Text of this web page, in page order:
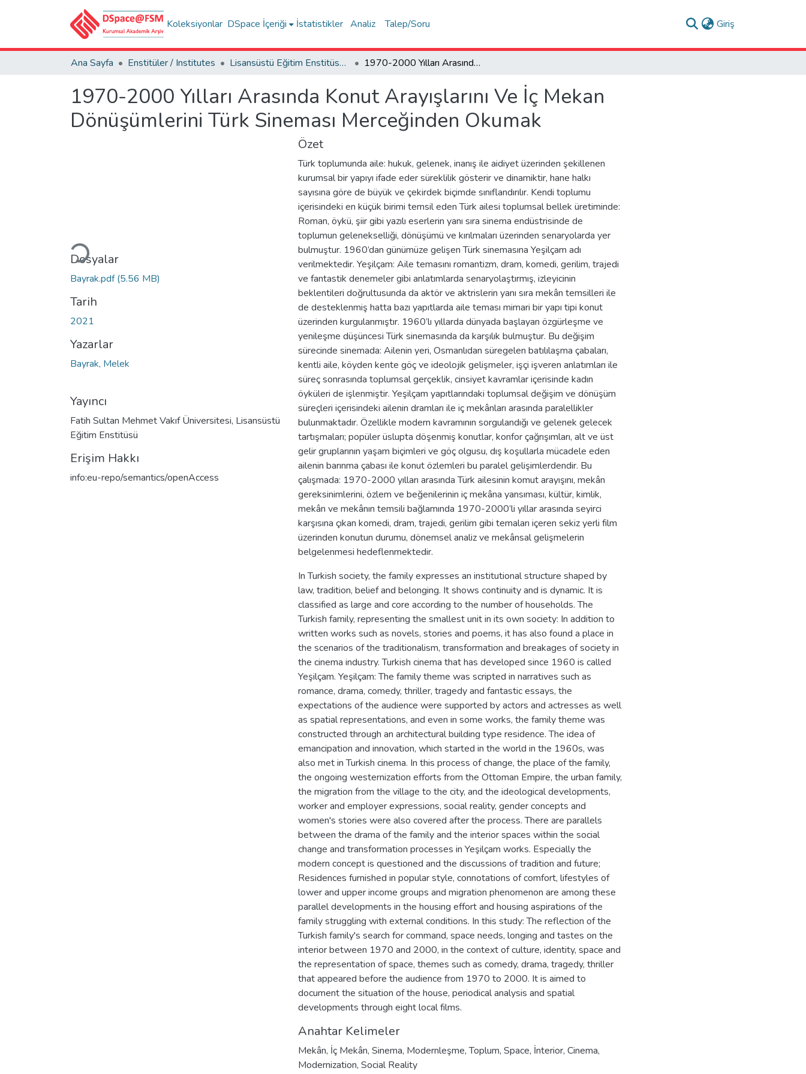
Koleksiyonlar DSpace İçeriği İstatistikler Analiz Talep/Soru Giriş
Ana Sayfa Enstitüler / Institutes Lisansüstü Eğitim Enstitüsü Tez Koleksiyonu 1970-2000 Yılları Arasında Konut Arayışlarını Ve İç Mekan Dönüşümlerini Türk Sineması Merceğinden Okumak
1970-2000 Yılları Arasında Konut Arayışlarını Ve İç Mekan
Dönüşümlerini Türk Sineması Merceğinden Okumak
Yükleniyor...
Dosyalar
Bayrak.pdf(5.56 MB)
Tarih
2021
Yazarlar
Bayrak, Melek
Yayıncı
Fatih Sultan Mehmet Vakıf Üniversitesi, Lisansüstü
Eğitim Enstitüsü
Erişim Hakkı
info:eu-repo/semantics/openAccess
Özet
Türk toplumunda aile: hukuk, gelenek, inanış ile aidiyet üzerinden şekillenen
kurumsal bir yapıyı ifade eder süreklilik gösterir ve dinamiktir, hane halkı
sayısına göre de büyük ve çekirdek biçimde sınıflandırılır. Kendi toplumu
içerisindeki en küçük birimi temsil eden Türk ailesi toplumsal bellek üretiminde:
Roman, öykü, şiir gibi yazılı eserlerin yanı sıra sinema endüstrisinde de
toplumun gelenekselliği, dönüşümü ve kırılmaları üzerinden senaryolarda yer
bulmuştur. 1960’dan günümüze gelişen Türk sinemasına Yeşilçam adı
verilmektedir. Yeşilçam: Aile temasını romantizm, dram, komedi, gerilim, trajedi
ve fantastik denemeler gibi anlatımlarda senaryolaştırmış, izleyicinin
beklentileri doğrultusunda da aktör ve aktrislerin yanı sıra mekân temsilleri ile
de desteklenmiş hatta bazı yapıtlarda aile teması mimari bir yapı tipi konut
üzerinden kurgulanmıştır. 1960’lı yıllarda dünyada başlayan özgürleşme ve
yenileşme düşüncesi Türk sinemasında da karşılık bulmuştur. Bu değişim
sürecinde sinemada: Ailenin yeri, Osmanlıdan süregelen batılılaşma çabaları,
kentli aile, köyden kente göç ve ideolojik gelişmeler, işçi işveren anlatımları ile
süreç sonrasında toplumsal gerçeklik, cinsiyet kavramlar içerisinde kadın
öyküleri de işlenmiştir. Yeşilçam yapıtlarındaki toplumsal değişim ve dönüşüm
süreçleri içerisindeki ailenin dramları ile iç mekânları arasında paralellikler
bulunmaktadır. Özellikle modern kavramının sorgulandığı ve gelenek gelecek
tartışmaları; popüler üslupta döşenmiş konutlar, konfor çağrışımları, alt ve üst
gelir gruplarının yaşam biçimleri ve göç olgusu, dış koşullarla mücadele eden
ailenin barınma çabası ile konut özlemleri bu paralel gelişimlerdendir. Bu
çalışmada: 1970-2000 yılları arasında Türk ailesinin komut arayışını, mekân
gereksinimlerini, özlem ve beğenilerinin iç mekâna yansıması, kültür, kimlik,
mekân ve mekânın temsili bağlamında 1970-2000’li yıllar arasında seyirci
karşısına çıkan komedi, dram, trajedi, gerilim gibi temaları içeren sekiz yerli film
üzerinden konutun durumu, dönemsel analiz ve mekânsal gelişmelerin
belgelenmesi hedeflenmektedir.
In Turkish society, the family expresses an institutional structure shaped by
law, tradition, belief and belonging. It shows continuity and is dynamic. It is
classified as large and core according to the number of households. The
Turkish family, representing the smallest unit in its own society: In addition to
written works such as novels, stories and poems, it has also found a place in
the scenarios of the traditionalism, transformation and breakages of society in
the cinema industry. Turkish cinema that has developed since 1960 is called
Yeşilçam. Yeşilçam: The family theme was scripted in narratives such as
romance, drama, comedy, thriller, tragedy and fantastic essays, the
expectations of the audience were supported by actors and actresses as well
as spatial representations, and even in some works, the family theme was
constructed through an architectural building type residence. The idea of
emancipation and innovation, which started in the world in the 1960s, was
also met in Turkish cinema. In this process of change, the place of the family,
the ongoing westernization efforts from the Ottoman Empire, the urban family,
the migration from the village to the city, and the ideological developments,
worker and employer expressions, social reality, gender concepts and
women's stories were also covered after the process. There are parallels
between the drama of the family and the interior spaces within the social
change and transformation processes in Yeşilçam works. Especially the
modern concept is questioned and the discussions of tradition and future;
Residences furnished in popular style, connotations of comfort, lifestyles of
lower and upper income groups and migration phenomenon are among these
parallel developments in the housing effort and housing aspirations of the
family struggling with external conditions. In this study: The reflection of the
Turkish family's search for command, space needs, longing and tastes on the
interior between 1970 and 2000, in the context of culture, identity, space and
the representation of space, themes such as comedy, drama, tragedy, thriller
that appeared before the audience from 1970 to 2000. It is aimed to
document the situation of the house, periodical analysis and spatial
developments through eight local films.
Anahtar Kelimeler
Mekân, İç Mekân, Sinema, Modernleşme,Toplum, Space, İnterior, Cinema,
Modernization, Social Reality